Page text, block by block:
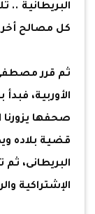
البريطانية ..
كل مصالح
ثم قرر
الأوربية،
صحفها
قضية بلاده
البريطانى،
الإشتراكية